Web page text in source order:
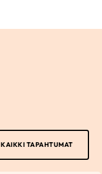
KAIKKI TAPAHTUMAT